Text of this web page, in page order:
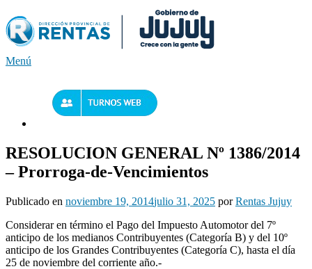
al
contenido
Menú
RESOLUCION GENERAL Nº 1386/2014
– Prorroga-de-Vencimientos
Publicado en noviembre 19, 2014julio 31, 2025 porRentas Jujuy
Considerar en término el Pago del Impuesto Automotor del 7º
anticipo de los medianos Contribuyentes (Categoría B) y del 10º
anticipo de los Grandes Contribuyentes (Categoría C), hasta el día
25 de noviembre del corriente año.-